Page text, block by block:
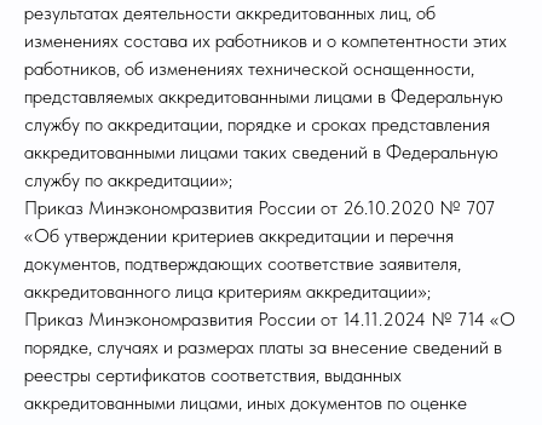
результатах деятельности аккредитованных лиц, об
изменениях состава их работников и о компетентности этих
работников, об изменениях технической оснащенности,
представляемых аккредитованными лицами в Федеральную
службу по аккредитации, порядке и сроках представления
аккредитованными лицами таких сведений в Федеральную
службу по аккредитации»;
Приказ Минэкономразвития России от 26.10.2020 № 707
«Об утверждении критериев аккредитации и перечня
документов, подтверждающих соответствие заявителя,
аккредитованного лица критериям аккредитации»;
Приказ Минэкономразвития России от 14.11.2024 № 714 «О
порядке, случаях и размерах платы за внесение сведений в
реестры сертификатов соответствия, выданных
аккредитованными лицами, иных документов по оценке